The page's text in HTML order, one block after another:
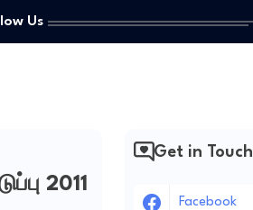
Us
2011
Get in Touch
Facebook